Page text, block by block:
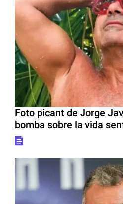
Foto picant de Jorge
bomba sobre la vida